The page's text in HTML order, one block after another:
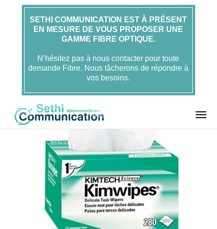
SETHI COMMUNICATION EST À PRÉSENT
EN MESURE DE VOUS PROPOSER UNE
GAMME FIBRE OPTIQUE.
N’hésitez pas à nous contacter pour toute
demande Fibre. Nous tâcherons de répondre à
vos besoins.
Outils FOLAN
Outils et produits de nettoyage
sec – FOLAN